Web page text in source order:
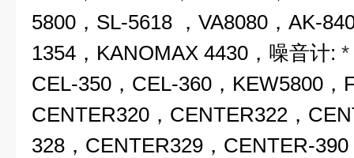
5800，SL-5618 ，VA8080，AK-
1354，KANOMAX 4430，噪音计: *
CEL-350，CEL-360，KEW5800，
CENTER320，CENTER322，
328，CENTER329，CENTER-